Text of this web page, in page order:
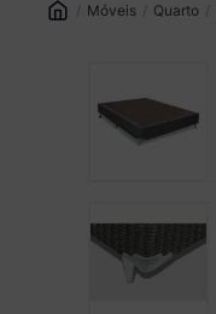
Móveis Quarto